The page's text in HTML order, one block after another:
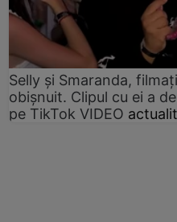
Selly și Smaranda,
obișnuit. Clipul cu ei a
pe TikTok VIDEO